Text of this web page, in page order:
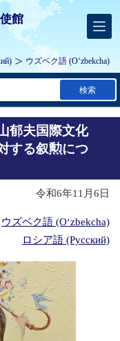
館
ウズベク語(Oʻzbekcha)
検索
郁夫国際文化
する叙勲につ
令和6年11月6日
ウズベク語 (Oʻzbekcha)
ロシア語 (Русский)